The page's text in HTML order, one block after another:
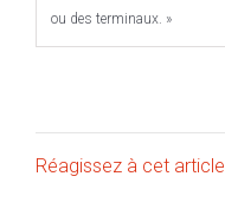
ou des terminaux. »
Réagissez à cet article